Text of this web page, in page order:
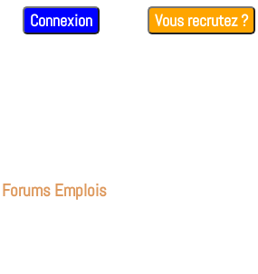
Connexion Vous recrutez ?
Forums Emplois